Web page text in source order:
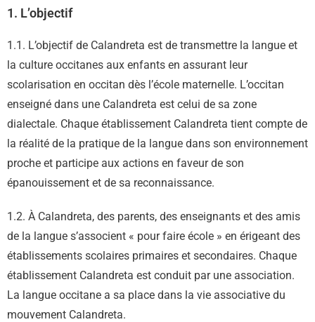
1. L’objectif
1.1. L’objectif de Calandreta est de transmettre la langue et
la culture occitanes aux enfants en assurant leur
scolarisation en occitan dès l’école maternelle. L’occitan
enseigné dans une Calandreta est celui de sa zone
dialectale. Chaque établissement Calandreta tient compte de
la réalité de la pratique de la langue dans son environnement
proche et participe aux actions en faveur de son
épanouissement et de sa reconnaissance.
1.2. À Calandreta, des parents, des enseignants et des amis
de la langue s’associent « pour faire école » en érigeant des
établissements scolaires primaires et secondaires. Chaque
établissement Calandreta est conduit par une association.
La langue occitane a sa place dans la vie associative du
mouvement Calandreta.